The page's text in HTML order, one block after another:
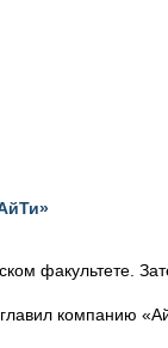
факультете.
компанию